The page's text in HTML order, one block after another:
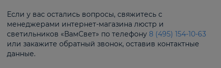
Если у вас остались вопросы, свяжитесь с
менеджерами интернет-магазина люстр и
светильников «ВамСвет» по телефону 8 (495) 154-10-63
или закажите обратный звонок, оставив контактные
данные.